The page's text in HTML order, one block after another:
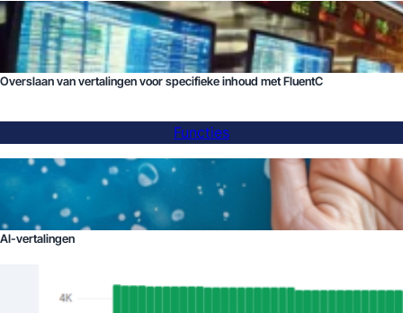
Overslaan van vertalingen voor specifieke inhoud met FluentC
Functies
AI-vertalingen